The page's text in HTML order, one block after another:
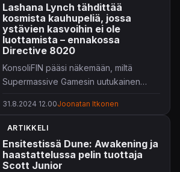
Lashana Lynch tähdittää
kosmista kauhupeliä, jossa
ystävien kasvoihin ei ole
luottamista – ennakossa
Directive 8020
KonsoliFIN pääsi näkemään, miltä
Supermassive Gamesin uutukainen
31.8.2024 12.00Joonatan Itkonen
ARTIKKELI
Ensitestissä Dune: Awakening ja
haastattelussa pelin tuottaja
Scott Junior